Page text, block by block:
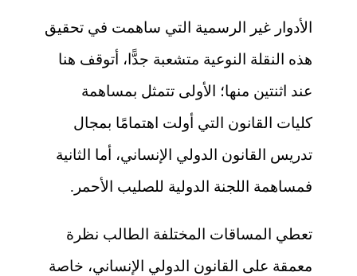
الأدوار غير الرسمية التي ساهمت في تحقيق
هذه النقلة النوعية متشعبة جدًّا، أتوقف هنا
عند اثنتين منها؛ الأولى تتمثل بمساهمة
كليات القانون التي أولت اهتمامًا بمجال
تدريس القانون الدولي الإنساني، أما الثانية
فمساهمة اللجنة الدولية للصليب الأحمر.
تعطي المساقات المختلفة الطالب نظرة
معمقة على القانون الدولي الإنساني، خاصة